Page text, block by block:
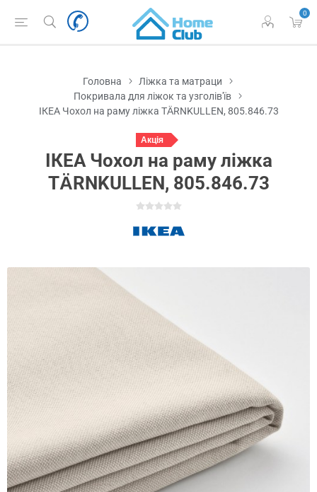
0
Головна
Ліжка та матраци
Покривала для ліжок та узголів'їв
ІКЕА Чохол на раму ліжка TÄRNKULLEN, 805.846.73
Акція
ІКЕА Чохол на раму ліжка
TÄRNKULLEN, 805.846.73